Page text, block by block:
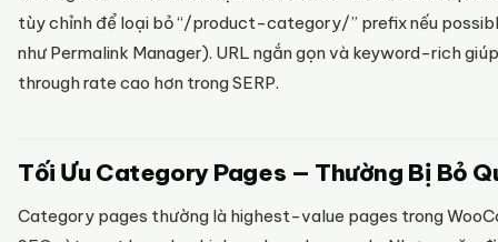
tùy chỉnh để loại bỏ “/product-category/” prefix nếu
như Permalink Manager). URL ngắn gọn và keyword-rich
through rate cao hơn trong SERP.
Tối Ưu Category Pages — Thường Bị Bỏ
Category pages thường là highest-value pages trong